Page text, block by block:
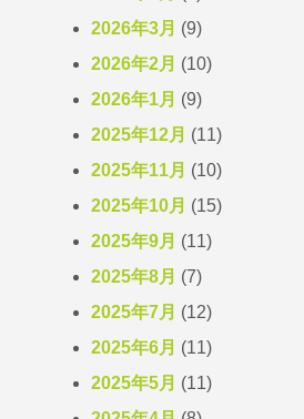
2026年3月 (9)
2026年2月 (10)
2026年1月 (9)
2025年12月 (11)
2025年11月 (10)
2025年10月 (15)
2025年9月 (11)
2025年8月 (7)
2025年7月 (12)
2025年6月 (11)
2025年5月 (11)